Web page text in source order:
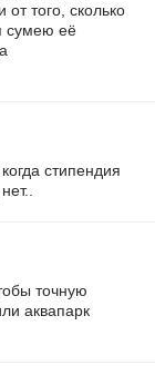
того, сколько
сумею её
стипендия
точную
аквапарк